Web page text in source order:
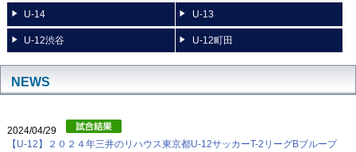
スタッフ紹介
U-14 U-13
U-12渋谷 U-12町田
NEWS
2024/04/29
【U-12】２０２４年三井のリハウス東京都U-12サッカーT-2リーグBブループ